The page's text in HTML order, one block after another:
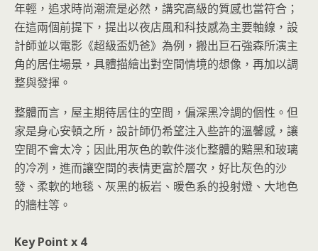
年輕，追求時尚潮流是必然，講究高級的質感也當符合；
在這兩個前提下，提出以夜店風和科技感為主要軸線，設
計師並以電影《超級盃奶爸》為例，搬出巨石強森所演主
角的居住場景，具體描繪出對空間情境的想像，再加以調
整與發揮。
整體而言，屋主期待居住的空間，偏深黑冷調的個性。但
家是身心安頓之所，設計師仍希望注入些許的溫馨感，讓
空間不會太冷；因此用灰色的軟件淡化整體的黯黑和玻璃
的冷冽，進而讓空間的表情更富於層次，好比灰色的沙
發、柔軟的地毯、灰黑的板岩、暖色系的投射燈、大地色
的牆柱等。
Key Point x 4